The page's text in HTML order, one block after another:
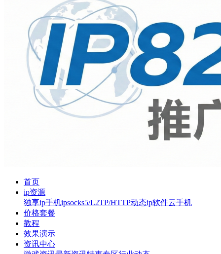
首页
ip资源
独享ip手机ipsocks5/L2TP/HTTP动态ip软件云手机
价格套餐
教程
效果演示
资讯中心